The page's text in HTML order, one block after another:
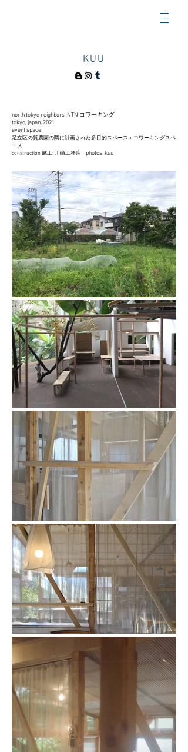
KUU
north tokyo neighbors NTN コワーキング
tokyo, japan, 2021
event space
足立区の貸農園の隣に計画された多目的スペース＋コワーキングスペ
ース
​construction施工: 川崎工務店 photos: kuu